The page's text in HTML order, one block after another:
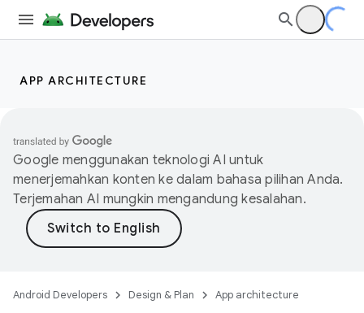
APP ARCHITECTURE
Google menggunakan teknologi AI untuk
menerjemahkan konten ke dalam bahasa pilihan Anda.
Terjemahan AI mungkin mengandung kesalahan.
Android Developers Design & Plan App architecture